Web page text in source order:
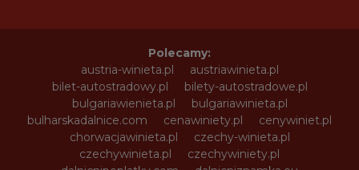
Polecamy:
austria-winieta.pl
austriawinieta.pl
bilet-autostradowy.pl
bilety-autostradowe.pl
bulgariawienieta.pl
bulgariawinieta.pl
bulharskadalnice.com
cenawiniety.pl
cenywiniet.pl
chorwacjawinieta.pl
czechy-winieta.pl
czechywinieta.pl
czechywiniety.pl